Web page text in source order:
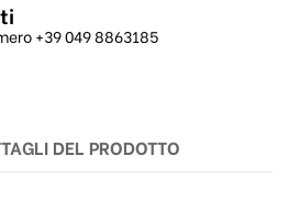
+39 049 8863185
DEL PRODOTTO